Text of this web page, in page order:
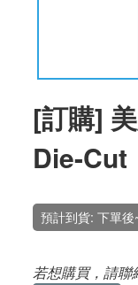
[訂購]
Die-Cut
預計到貨: 下單後
若想購買，請聯